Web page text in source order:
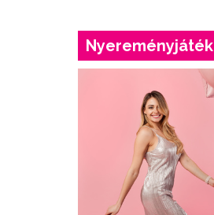
Nyereményjáték